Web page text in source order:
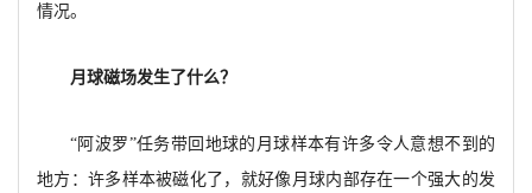
情况。
月球磁场发生了什么？
“阿波罗”任务带回地球的月球样本有许多令人意想不到的
地方：许多样本被磁化了，就好像月球内部存在一个强大的发